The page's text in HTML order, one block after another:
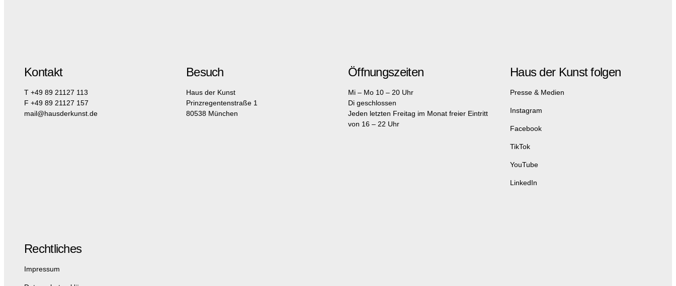
Kontakt
T +49 89 21127 113
F +49 89 21127 157
mail@hausderkunst.de
Besuch
Haus der Kunst
Prinzregentenstraße 1
80538 München
Öffnungszeiten
Mi – Mo 10 – 20 Uhr
Di geschlossen
Jeden letzten Freitag im Monat freier Eintritt
von 16 – 22 Uhr
Haus der Kunst folgen
Presse & Medien
Instagram
Facebook
TikTok
YouTube
LinkedIn
Rechtliches
Impressum